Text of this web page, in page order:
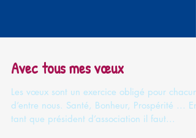
Avec tous mes vœux
Les vœux sont un exercice obligé pour chacun
d’entre nous. Santé, Bonheur, Prospérité … En